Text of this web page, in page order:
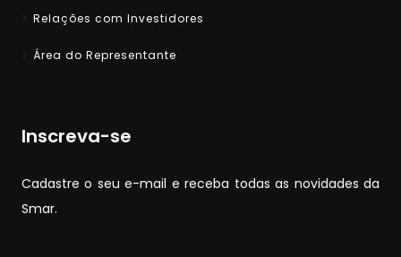
Relações com Investidores
Área do Representante
Inscreva-se
Cadastre o seu e-mail e receba todas as novidades da
Smar.